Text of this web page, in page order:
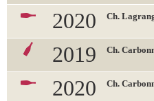
2020 Ch.
2019 Ch.
2020 Ch.